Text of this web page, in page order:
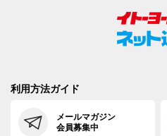
利用方法ガイド
メールマガジン
会員募集中